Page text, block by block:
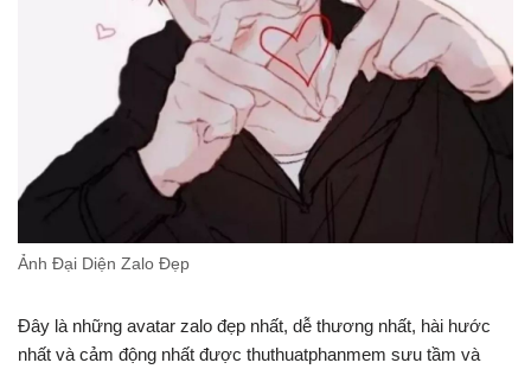
Ảnh Đại Diện Zalo Đẹp
Đây là những avatar zalo đẹp nhất, dễ thương nhất, hài hước
nhất và cảm động nhất được thuthuatphanmem sưu tầm và